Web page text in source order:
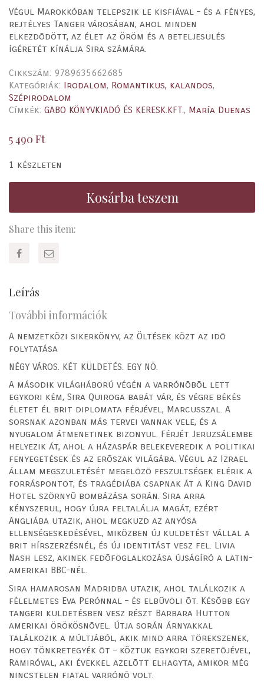
Végul Marokkóban telepszik le kisfiával – és a fényes,
rejtélyes Tanger városában, ahol minden
elkezdõdött, az élet az öröm és a beteljesulés
ígéretét kínálja Sira számára.
Cikkszám: 9789635662685
Kategóriák: Irodalom, Romantikus, kalandos,
Szépirodalom
Címkék: GABO KÖNYVKIADÓ ÉS KERESK.KFT., María Duenas
5 490 Ft
1 készleten
Kosárba teszem
Share this item:
Leírás
További információk
A nemzetközi sikerkönyv, az Öltések közt az idõ
folytatása
NÉGY VÁROS. KÉT KÜLDETÉS. EGY NÕ.
A második világháború végén a varrónõbõl lett
egykori kém, Sira Quiroga babát vár, és végre békés
életet él brit diplomata férjével, Marcusszal. A
sorsnak azonban más tervei vannak vele, és a
nyugalom átmenetinek bizonyul. Férjét Jeruzsálembe
helyezik át, ahol a házaspár belekeveredik a politikai
fenyegetések és az erõszak világába. Végul az Izrael
állam megszuletését megelõzõ feszultségek elérik a
forráspontot, és tragédiába csapnak át a King David
Hotel szörnyû bombázása során. Sira arra
kényszerul, hogy újra feltalálja magát, ezért
Angliába utazik, ahol megkuzd az anyósa
ellenségeskedésével, miközben új kuldetést vállal a
brit hírszerzésnél, és új identitást vesz fel. Livia
Nash lesz, akinek fedõfoglalkozása újságíró a latin-
amerikai BBC-nél.
Sira hamarosan Madridba utazik, ahol találkozik a
félelmetes Eva Perónnal – és elbûvöli õt. Késõbb egy
tangeri kuldetésben vesz részt Barbara Hutton
amerikai örökösnõvel. Útja során árnyakkal
találkozik a múltjából, akik mind arra törekszenek,
hogy tönkretegyék õt – köztuk egykori szeretõjével,
Ramiróval, aki évekkel azelõtt elhagyta, amikor még
nincstelen fiatal varrónõ volt.